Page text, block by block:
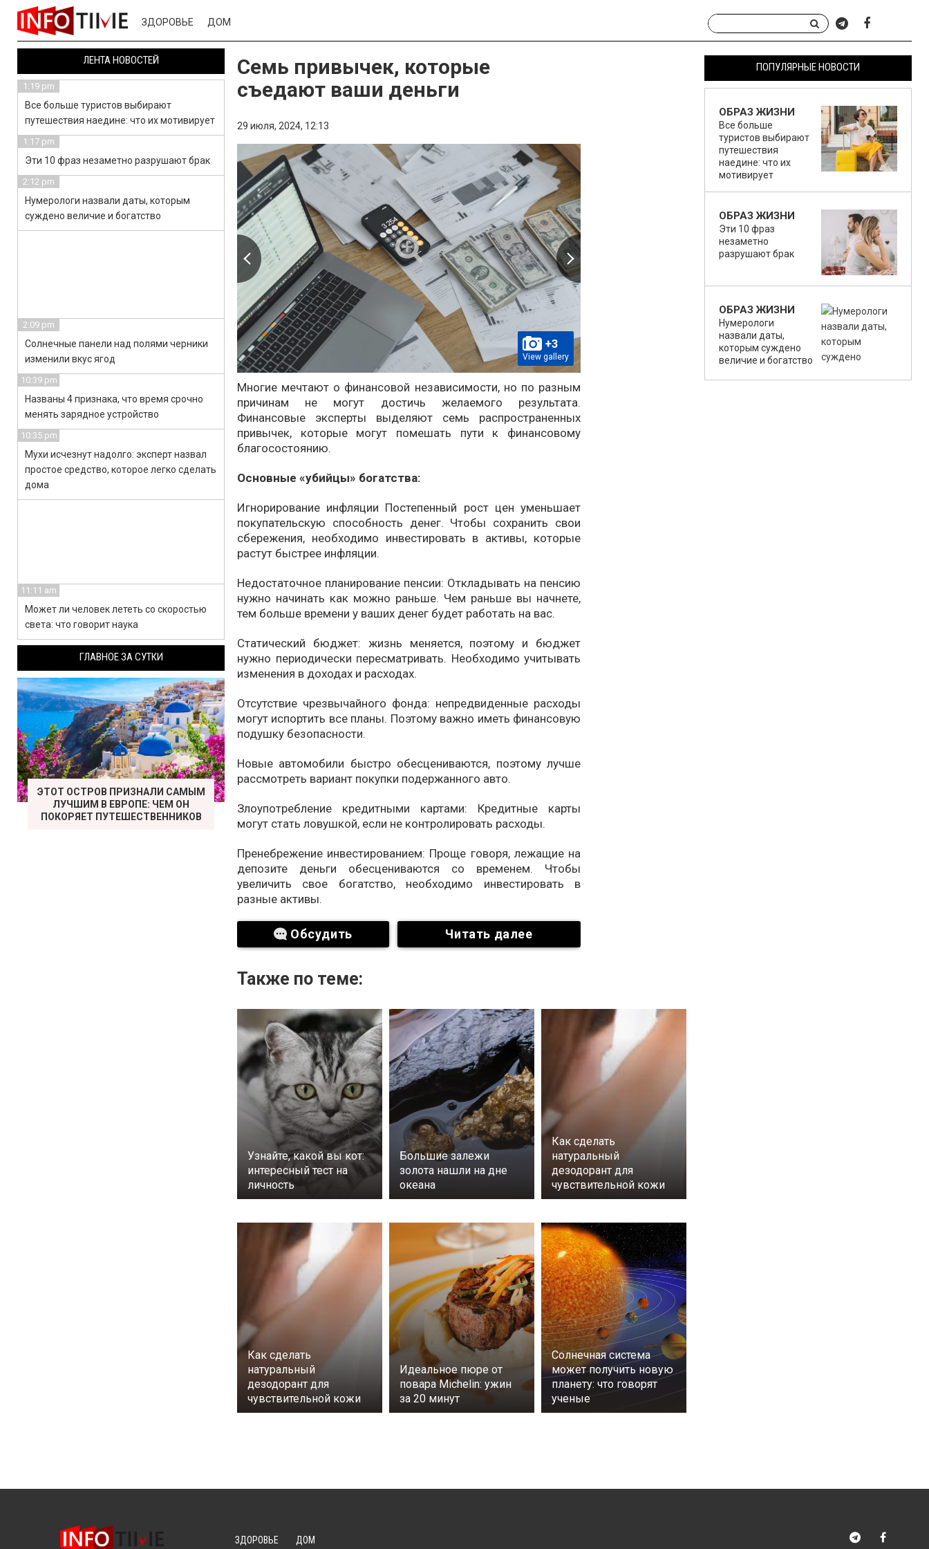
ЗДОРОВЬЕ ДОМ
Семь привычек, которые
съедают ваши деньги
29 июля, 2024, 12:13
+3
View gallery
Многие мечтают о финансовой независимости, но по разным
причинам не могут достичь желаемого результата.
Финансовые эксперты выделяют семь распространенных
привычек, которые могут помешать пути к финансовому
благосостоянию.
Основные «убийцы» богатства:
Игнорирование инфляции Постепенный рост цен уменьшает
покупательскую способность денег. Чтобы сохранить свои
сбережения, необходимо инвестировать в активы, которые
растут быстрее инфляции.
Недостаточное планирование пенсии: Откладывать на пенсию
нужно начинать как можно раньше. Чем раньше вы начнете,
тем больше времени у ваших денег будет работать на вас.
Статический бюджет: жизнь меняется, поэтому и бюджет
нужно периодически пересматривать. Необходимо учитывать
изменения в доходах и расходах.
Отсутствие чрезвычайного фонда: непредвиденные расходы
могут испортить все планы. Поэтому важно иметь финансовую
подушку безопасности.
Новые автомобили быстро обесцениваются, поэтому лучше
рассмотреть вариант покупки подержанного авто.
Злоупотребление кредитными картами: Кредитные карты
могут стать ловушкой, если не контролировать расходы.
Пренебрежение инвестированием: Проще говоря, лежащие на
депозите деньги обесцениваются со временем. Чтобы
увеличить свое богатство, необходимо инвестировать в
разные активы.
Обсудить Читать далее
Также по теме:
Узнайте, какой вы кот:
интересный тест на
личность
Большие залежи
золота нашли на дне
океана
Как сделать
натуральный
дезодорант для
чувствительной кожи
Как сделать
натуральный
дезодорант для
чувствительной кожи
Идеальное пюре от
повара Michelin: ужин
за 20 минут
Солнечная система
может получить новую
планету: что говорят
ученые
ПОПУЛЯРНЫЕ НОВОСТИ
ОБРАЗ ЖИЗНИ
Все больше
туристов выбирают
путешествия
наедине: что их
мотивирует
ОБРАЗ ЖИЗНИ
Эти 10 фраз
незаметно
разрушают брак
ОБРАЗ ЖИЗНИ
Нумерологи
назвали даты,
которым суждено
величие и богатство
ЛЕНТА НОВОСТЕЙ
1:19 pm
Все больше туристов выбирают
путешествия наедине: что их мотивирует
1:17 pm
Эти 10 фраз незаметно разрушают брак
2:12 pm
Нумерологи назвали даты, которым
суждено величие и богатство
2:09 pm
Солнечные панели над полями черники
изменили вкус ягод
10:39 pm
Названы 4 признака, что время срочно
менять зарядное устройство
10:35 pm
Мухи исчезнут надолго: эксперт назвал
простое средство, которое легко сделать
дома
11:11 am
Может ли человек лететь со скоростью
света: что говорит наука
ГЛАВНОЕ ЗА СУТКИ
ЭТОТ ОСТРОВ ПРИЗНАЛИ САМЫМ
ЛУЧШИМ В ЕВРОПЕ: ЧЕМ ОН
ПОКОРЯЕТ ПУТЕШЕСТВЕННИКОВ
ЗДОРОВЬЕ ДОМ